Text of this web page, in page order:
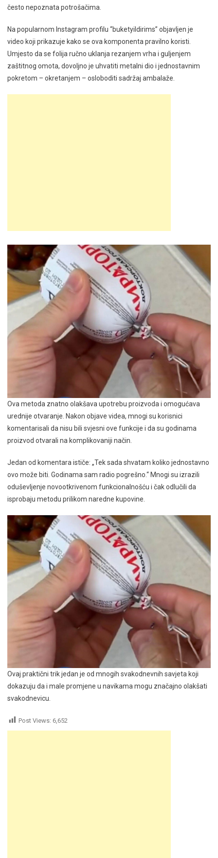
često nepoznata potrošačima.
Na popularnom Instagram profilu “buketyildirims” objavljen je
video koji prikazuje kako se ova komponenta pravilno koristi.
Umjesto da se folija ručno uklanja rezanjem vrha i guljenjem
zaštitnog omota, dovoljno je uhvatiti metalni dio i jednostavnim
pokretom – okretanjem – osloboditi sadržaj ambalaže.
Ova metoda znatno olakšava upotrebu proizvoda i omogućava
urednije otvaranje. Nakon objave videa, mnogi su korisnici
komentarisali da nisu bili svjesni ove funkcije i da su godinama
proizvod otvarali na komplikovaniji način.
Jedan od komentara ističe: „Tek sada shvatam koliko jednostavno
ovo može biti. Godinama sam radio pogrešno.“ Mnogi su izrazili
oduševljenje novootkrivenom funkcionalnošću i čak odlučili da
isprobaju metodu prilikom naredne kupovine.
Ovaj praktični trik jedan je od mnogih svakodnevnih savjeta koji
dokazuju da i male promjene u navikama mogu značajno olakšati
svakodnevicu.
Post Views: 6,652